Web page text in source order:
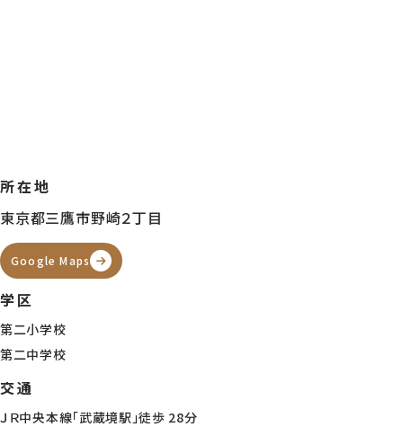
所在地
東京都三鷹市野崎２丁目
Google Maps
学区
第二小学校
第二中学校
交通
ＪＲ中央本線「武蔵境駅」徒歩 28分
まで幅広く比較しながら、自分たちらしい住まいづくりを進めやすくなりま
【土地写真】 建築条件無売地は、住まいに求めるこだわりを反映しやすく、
りや外観、設備なども含めて自由度の高い計画を立てやすいところが特長